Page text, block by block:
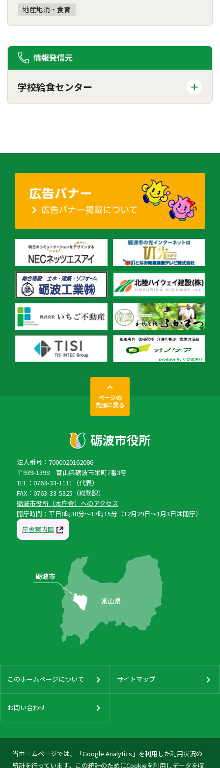
地産地消・食育
情報発信元
学校給食センター
当ホームページでは、「Google Analytics」を利用した利用状況の
統計を行っています。この統計のためにCookieを利用しデータを収
ページの
先頭に戻る
法人番号：7000020162086
〒939-1398 富山県砺波市栄町7番3号
TEL：0763-33-1111（代表）
FAX：0763-33-5325（総務課）
砺波市役所（本庁舎）へのアクセス
開庁時間：平日8時30分〜17時15分（12月29日〜1月3日は閉庁）
庁舎案内図
このホームページについて サイトマップ
お問い合わせ